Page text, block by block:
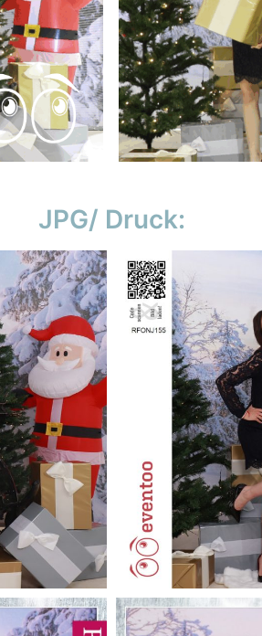
JPG/ Druck: